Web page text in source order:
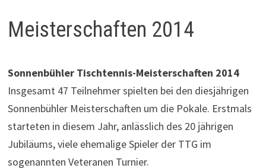
Meisterschaften 2014
Sonnenbühler Tischtennis-Meisterschaften 2014
Insgesamt 47 Teilnehmer spielten bei den diesjährigen
Sonnenbühler Meisterschaften um die Pokale. Erstmals
starteten in diesem Jahr, anlässlich des 20 jährigen
Jubiläums, viele ehemalige Spieler der TTG im
sogenannten Veteranen Turnier.